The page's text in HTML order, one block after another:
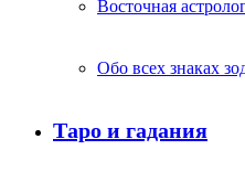
Восточная
Обо всех знаках
Таро и гадания